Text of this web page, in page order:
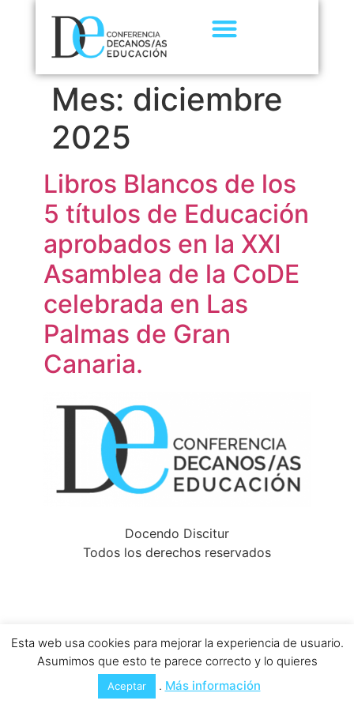
Mes: diciembre
2025
Libros Blancos de los
5 títulos de Educación
aprobados en la XXI
Asamblea de la CoDE
celebrada en Las
Palmas de Gran
Canaria.
Docendo Discitur
Todos los derechos reservados
Esta web usa cookies para mejorar la experiencia de usuario.
Asumimos que esto te parece correcto y lo quieres
Aceptar . Más información